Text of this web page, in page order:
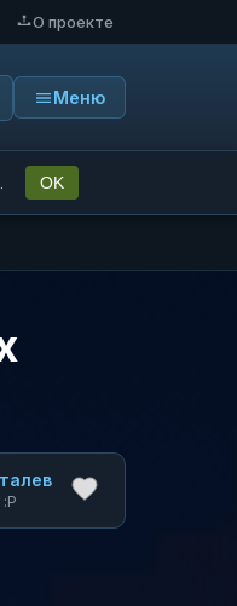
О проекте
Меню
OK